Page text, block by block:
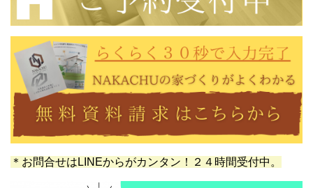
＊お問合せはLINEからがカンタン！２４時間受付中。